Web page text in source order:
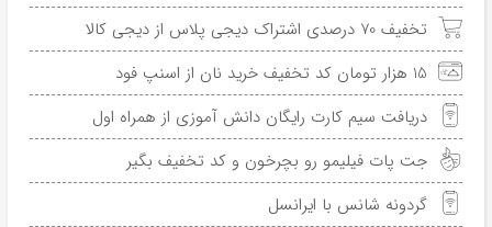
تخفیف 70 درصدی اشتراک دیجی پلاس از دیجی کالا
15 هزار تومان کد تخفیف خرید نان از اسنپ فود
دریافت سیم کارت رایگان دانش آموزی از همراه اول
جت پات فیلیمو رو بچرخون و کد تخفیف بگیر
گردونه شانس با ایرانسل